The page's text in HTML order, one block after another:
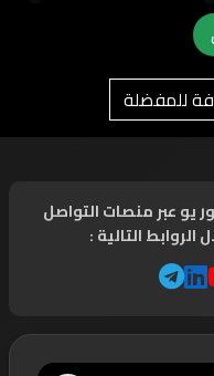
للمفضلة
يو عبر منصات التواصل
التالية :